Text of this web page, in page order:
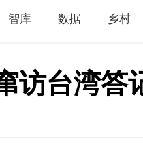
智库 数据 乡村
访台湾答